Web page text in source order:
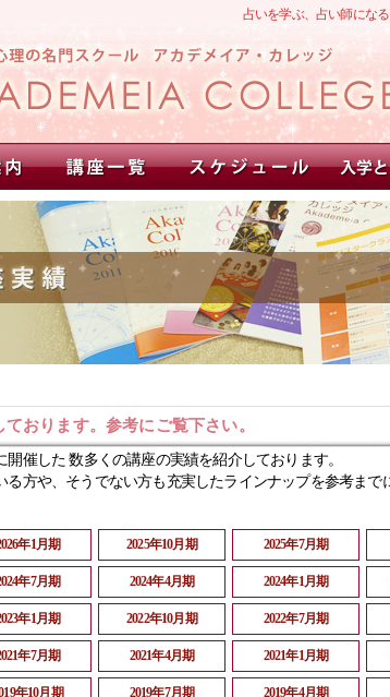
占いを学ぶ、占い師にな
おります。参考にご覧下さい。
催した 数多くの講座の実績を紹介しております。
る方や、そうでない方も充実したラインナップを参考まで
年1月期 2025年10月期 2025年7月期
年7月期 2024年4月期 2024年1月期
年1月期 2022年10月期 2022年7月期
年7月期 2021年4月期 2021年1月期
年10月期 2019年7月期 2019年4月期